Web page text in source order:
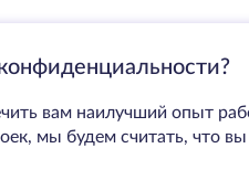
вам наилучший опыт
мы будем считать, что вы